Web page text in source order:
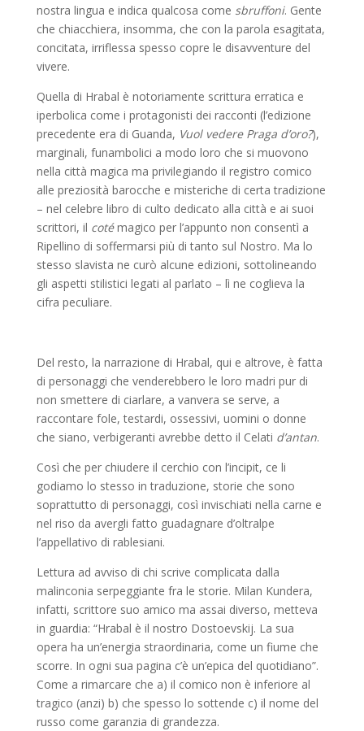
nostra lingua e indica qualcosa come sbruffoni. Gente
che chiacchiera, insomma, che con la parola esagitata,
concitata, irriflessa spesso copre le disavventure del
vivere.
Quella di Hrabal è notoriamente scrittura erratica e
iperbolica come i protagonisti dei racconti (l’edizione
precedente era di Guanda, Vuol vedere Praga d’oro?),
marginali, funambolici a modo loro che si muovono
nella città magica ma privilegiando il registro comico
alle preziosità barocche e misteriche di certa tradizione
– nel celebre libro di culto dedicato alla città e ai suoi
scrittori, il cotémagico per l’appunto non consentì a
Ripellino di soffermarsi più di tanto sul Nostro. Ma lo
stesso slavista ne curò alcune edizioni, sottolineando
gli aspetti stilistici legati al parlato – lì ne coglieva la
cifra peculiare.
Del resto, la narrazione di Hrabal, qui e altrove, è fatta
di personaggi che venderebbero le loro madri pur di
non smettere di ciarlare, a vanvera se serve, a
raccontare fole, testardi, ossessivi, uomini o donne
che siano, verbigeranti avrebbe detto il Celati d’antan.
Così che per chiudere il cerchio con l’incipit, ce li
godiamo lo stesso in traduzione, storie che sono
soprattutto di personaggi, così invischiati nella carne e
nel riso da avergli fatto guadagnare d’oltralpe
l’appellativo di rablesiani.
Lettura ad avviso di chi scrive complicata dalla
malinconia serpeggiante fra le storie. Milan Kundera,
infatti, scrittore suo amico ma assai diverso, metteva
in guardia: “Hrabal è il nostro Dostoevskij. La sua
opera ha un’energia straordinaria, come un fiume che
scorre. In ogni sua pagina c’è un’epica del quotidiano”.
Come a rimarcare che a) il comico non è inferiore al
tragico (anzi) b) che spesso lo sottende c) il nome del
russo come garanzia di grandezza.